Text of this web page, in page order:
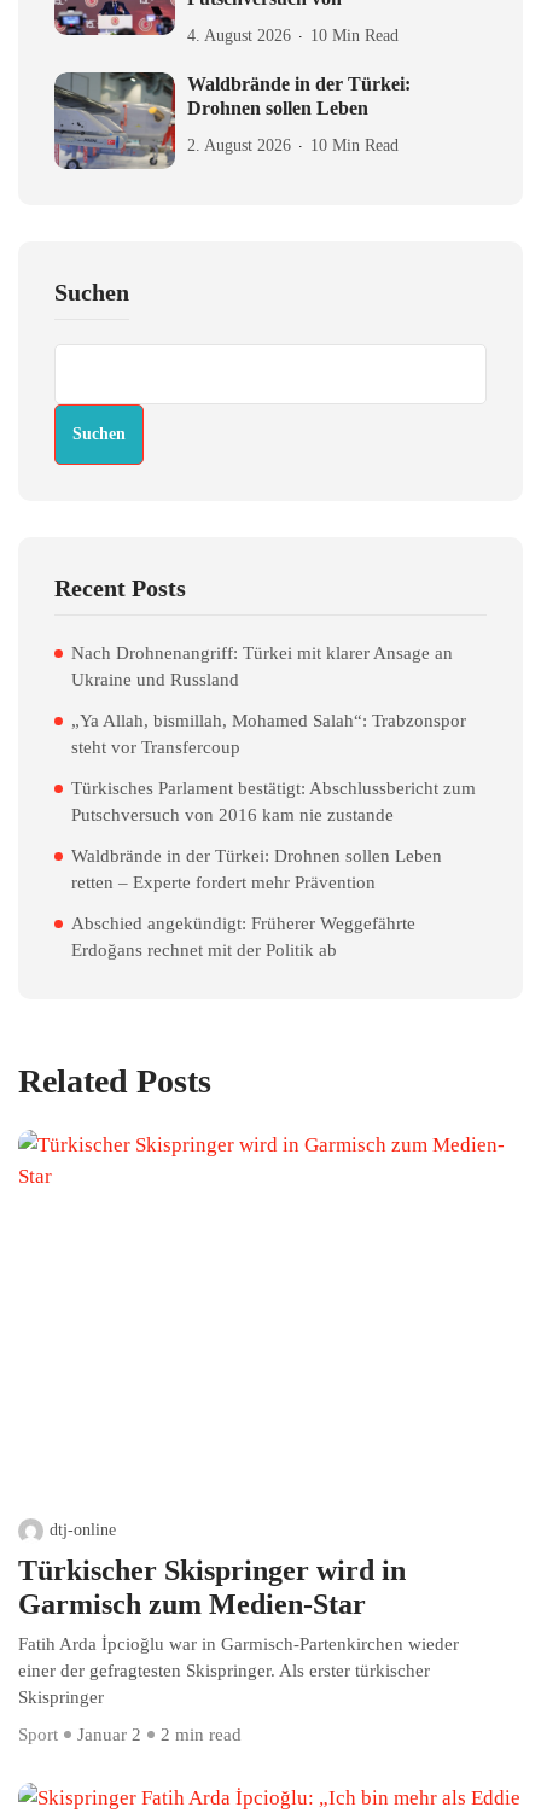
4. August 2026 10 Min Read
Waldbrände in der Türkei:
Drohnen sollen Leben
2. August 2026 10 Min Read
Suchen
Suchen
Recent Posts
Nach Drohnenangriff: Türkei mit klarer Ansage an
Ukraine und Russland
„Ya Allah, bismillah, Mohamed Salah“: Trabzonspor
steht vor Transfercoup
Türkisches Parlament bestätigt: Abschlussbericht zum
Putschversuch von 2016 kam nie zustande
Waldbrände in der Türkei: Drohnen sollen Leben
retten – Experte fordert mehr Prävention
Abschied angekündigt: Früherer Weggefährte
Erdoğans rechnet mit der Politik ab
Related Posts
dtj-online
Türkischer Skispringer wird in
Garmisch zum Medien-Star
Fatih Arda İpcioğlu war in Garmisch-Partenkirchen wieder
einer der gefragtesten Skispringer. Als erster türkischer
Skispringer
Sport
Januar 2 2 min read